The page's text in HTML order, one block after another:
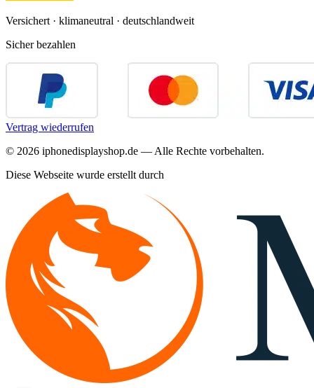
Versichert · klimaneutral · deutschlandweit
Sicher bezahlen
Vertrag wiederrufen
© 2026 iphonedisplayshop.de — Alle Rechte vorbehalten.
Diese Webseite wurde erstellt durch